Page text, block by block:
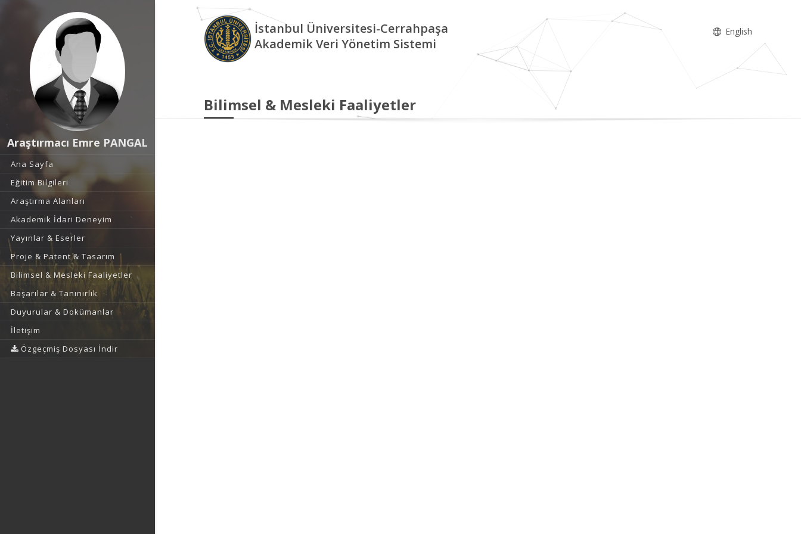
Araştırmacı Emre PANGAL
Ana Sayfa
Eğitim Bilgileri
Araştırma Alanları
Akademik İdari Deneyim
Yayınlar & Eserler
Proje & Patent & Tasarım
Bilimsel & Mesleki Faaliyetler
Başarılar & Tanınırlık
Duyurular & Dokümanlar
İletişim
Özgeçmiş Dosyası İndir
İstanbul Üniversitesi-Cerrahpaşa
Akademik Veri Yönetim Sistemi
English
Bilimsel & Mesleki Faaliyetler